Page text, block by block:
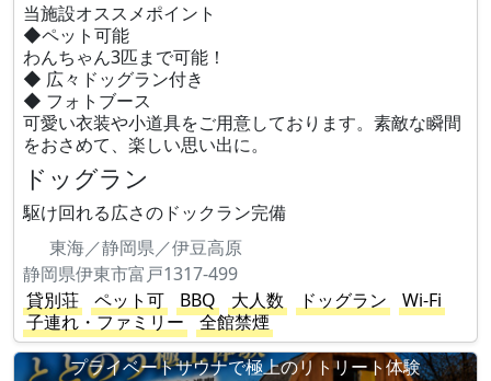
当施設オススメポイント
◆ペット可能
わんちゃん3匹まで可能！
◆ 広々ドッグラン付き
◆ フォトブース
可愛い衣装や小道具をご用意しております。素敵な瞬間
をおさめて、楽しい思い出に。
ドッグラン
駆け回れる広さのドックラン完備
東海／静岡県／伊豆高原
静岡県伊東市富戸1317-499
貸別荘
ペット可 BBQ 大人数 ドッグラン
Wi-Fi
子連れ・ファミリー
全館禁煙
プライベートサウナで極上のリトリート体験